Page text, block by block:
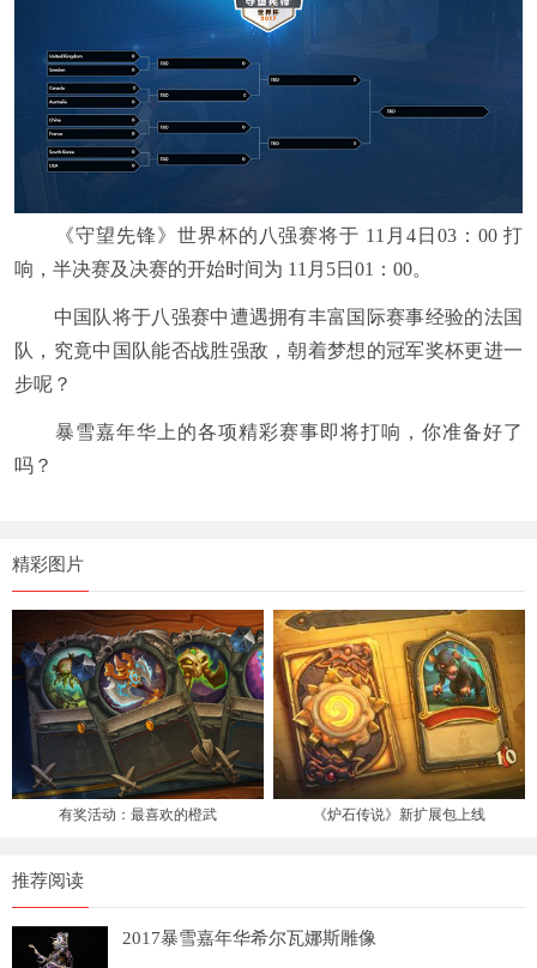
《守望先锋》世界杯的八强赛将于 11月4日03：00 打
响，半决赛及决赛的开始时间为 11月5日01：00。
中国队将于八强赛中遭遇拥有丰富国际赛事经验的法国
队，究竟中国队能否战胜强敌，朝着梦想的冠军奖杯更进一
步呢？
暴雪嘉年华上的各项精彩赛事即将打响，你准备好了
吗？
精彩图片
有奖活动：最喜欢的橙武 《炉石传说》新扩展包上线
推荐阅读
2017暴雪嘉年华希尔瓦娜斯雕像